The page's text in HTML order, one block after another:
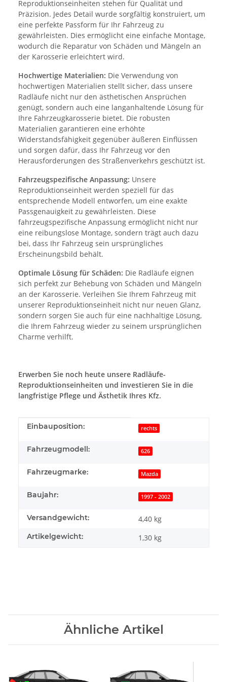
Reproduktionseinheiten stehen für Qualität und
Präzision. Jedes Detail wurde sorgfältig konstruiert, um
eine perfekte Passform für Ihr Fahrzeug zu
gewährleisten. Dies ermöglicht eine einfache Montage,
wodurch die Reparatur von Schäden und Mängeln an
der Karosserie erleichtert wird.
Hochwertige Materialien: Die Verwendung von
hochwertigen Materialien stellt sicher, dass unsere
Radläufe nicht nur den ästhetischen Ansprüchen
genügt, sondern auch eine langanhaltende Lösung für
Ihre Fahrzeugkarosserie bietet. Die robusten
Materialien garantieren eine erhöhte
Widerstandsfähigkeit gegenüber äußeren Einflüssen
und sorgen dafür, dass Ihr Fahrzeug vor den
Herausforderungen des Straßenverkehrs geschützt ist.
Fahrzeugspezifische Anpassung: Unsere
Reproduktionseinheit werden speziell für das
entsprechende Modell entworfen, um eine exakte
Passgenauigkeit zu gewährleisten. Diese
fahrzeugspezifische Anpassung ermöglicht nicht nur
eine reibungslose Montage, sondern trägt auch dazu
bei, dass Ihr Fahrzeug sein ursprüngliches
Erscheinungsbild behält.
Optimale Lösung für Schäden: Die Radläufe eignen
sich perfekt zur Behebung von Schäden und Mängeln
an der Karosserie. Verleihen Sie Ihrem Fahrzeug mit
unserer Reproduktionseinheit nicht nur neuen Glanz,
sondern sorgen Sie auch für eine nachhaltige Lösung,
die Ihrem Fahrzeug wieder zu seinem ursprünglichen
Charme verhilft.
Erwerben Sie noch heute unsere Radläufe-
Reproduktionseinheiten und investieren Sie in die
langfristige Pflege und Ästhetik Ihres Kfz.
Produkteigenschaft
Wert
Einbauposition: rechts
Fahrzeugmodell: 626
Fahrzeugmarke: Mazda
Baujahr: 1997 - 2002
Versandgewicht: 4,40 kg
Artikelgewicht: 1,30 kg
Ähnliche Artikel